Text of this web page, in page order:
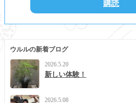
ウルルの新着ブログ
2026.5.20
新しい体験！
2026.5.08